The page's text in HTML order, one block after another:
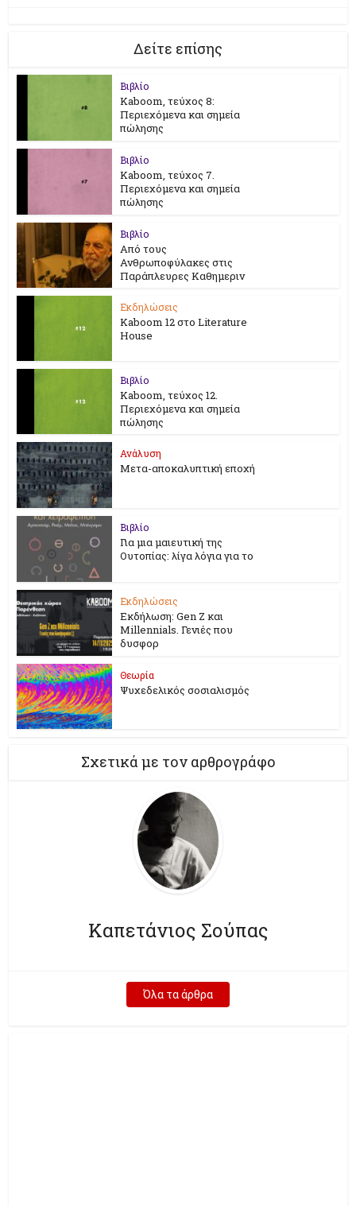
Δείτε επίσης
Βιβλίο
Kaboom, τεύχος 8:
Περιεχόμενα και σημεία
πώλησης
Βιβλίο
Kaboom, τεύχος 7.
Περιεχόμενα και σημεία
πώλησης
Βιβλίο
Από τους
Ανθρωποφύλακες στις
Παράπλευρες Καθημεριν
Εκδηλώσεις
Kaboom 12 στο Literature
House
Βιβλίο
Kaboom, τεύχος 12.
Περιεχόμενα και σημεία
πώλησης
Ανάλυση
Μετα-αποκαλυπτική εποχή
Βιβλίο
Για μια μαιευτική της
Ουτοπίας: λίγα λόγια για το
Εκδηλώσεις
Εκδήλωση: Gen Z και
Millennials. Γενιές που
δυσφορ
Θεωρία
Ψυχεδελικός σοσιαλισμός
Σχετικά με τον αρθρογράφο
Καπετάνιος Σούπας
Όλα τα άρθρα